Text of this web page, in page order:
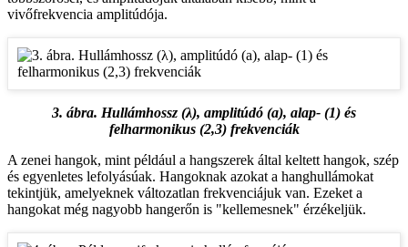
vivőfrekvencia amplitúdója.
3. ábra. Hullámhossz (λ), amplitúdó (a), alap- (1) és
felharmonikus (2,3) frekvenciák
A zenei hangok, mint például a hangszerek által keltett hangok, szép
és egyenletes lefolyásúak. Hangoknak azokat a hanghullámokat
tekintjük, amelyeknek változatlan frekvenciájuk van. Ezeket a
hangokat még nagyobb hangerőn is "kellemesnek" érzékeljük.